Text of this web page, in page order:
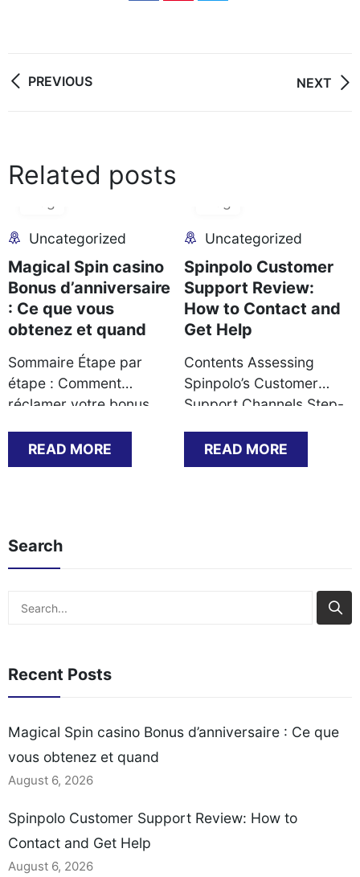
Post
PREVIOUS NEXT
Related posts
06
Uncategorized
Magical Spin casino
Bonus d’anniversaire
: Ce que vous
obtenez et quand
Sommaire Étape par
étape : Comment
réclamer votre bonus
vous recevez : types de
bonus et conditions de
solutions lors de la
réclamation Délais
retrait des gains
casino Étape par étape :
Comment[…]
READ MORE
Uncategorized
Spinpolo Customer
Support Review:
How to Contact and
Get Help
Contents Assessing
Spinpolo’s Customer
Support Channels Step-
Contacting Support
Successfully Common
online casino, the first
READ MORE
Search
Search
Recent Posts
Magical Spin casino Bonus d’anniversaire : Ce que
vous obtenez et quand
August 6, 2026
Spinpolo Customer Support Review: How to
Contact and Get Help
August 6, 2026